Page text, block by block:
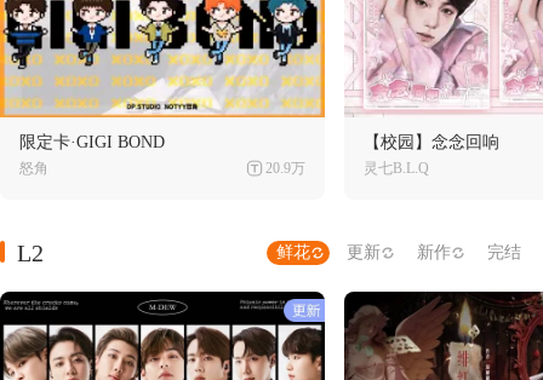
限定卡·GIGI BOND
怒角 20.9万
【校园】念念回响
灵七B.L.Q
L2 鲜花 更新 新作 完结